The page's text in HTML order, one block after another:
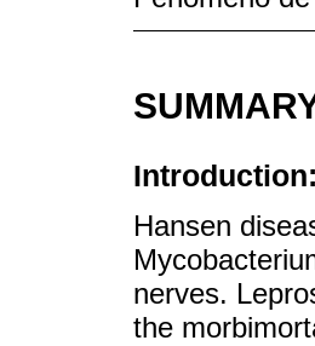
Introduction:
Hansen
nerves.
the